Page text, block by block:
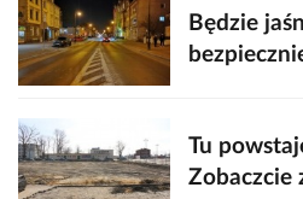
Będzie
Tu
Zobaczcie